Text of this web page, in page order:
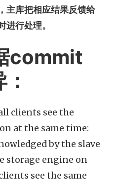
主库把相应结果反馈给
行处理。
commit
all clients see the
at the same time:
by the slave
storage engine on
see the same